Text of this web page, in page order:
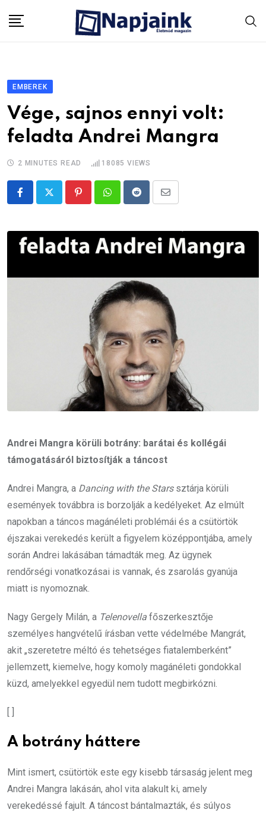
EMBEREK
Vége, sajnos ennyi volt:
feladta Andrei Mangra
2 MINUTES READ 18085 VIEWS
PinterestWhatsappRedditShare
Email
Andrei Mangra körüli botrány: barátai és kollégái
támogatásáról biztosítják a táncost
Andrei Mangra, a Dancing with the Starssztárja körüli
események továbbra is borzolják a kedélyeket. Az elmúlt
napokban a táncos magánéleti problémái és a csütörtök
éjszakai verekedés került a figyelem középpontjába, amely
során Andrei lakásában támadták meg. Az ügynek
rendőrségi vonatkozásai is vannak, és zsarolás gyanúja
miatt is nyomoznak.
Nagy Gergely Milán, a Telenovella főszerkesztője
személyes hangvételű írásban vette védelmébe Mangrát,
akit „szeretetre méltó és tehetséges fiatalemberként”
jellemzett, kiemelve, hogy komoly magánéleti gondokkal
küzd, amelyekkel egyedül nem tudott megbirkózni.
A botrány háttere
Mint ismert, csütörtök este egy kisebb társaság jelent meg
Andrei Mangra lakásán, ahol vita alakult ki, amely
verekedéssé fajult. A táncost bántalmazták, és súlyos